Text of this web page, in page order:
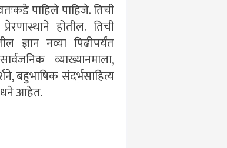
पाहिले पाहिजे. तिची
होतील. तिची
ज्ञान नव्या पिढीपर्यंत
व्याख्यानमाला,
बहुभाषिक संदर्भसाहित्य
आहेत.